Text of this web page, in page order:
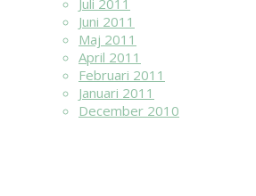
Juli 2011
Juni 2011
Maj 2011
April 2011
Februari 2011
Januari 2011
December 2010